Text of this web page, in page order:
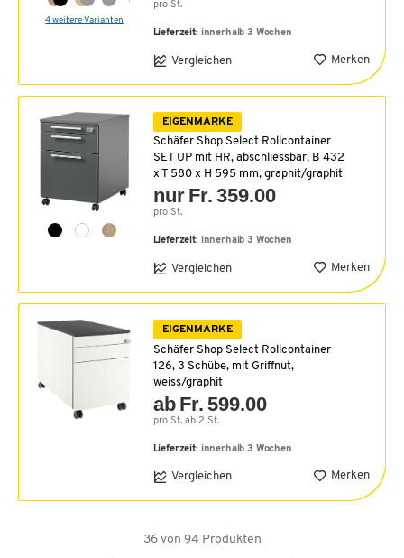
4 weitere Varianten
pro St.
Lieferzeit: innerhalb 3 Wochen
Vergleichen Merken
EIGENMARKE
Schäfer Shop Select Rollcontainer
SET UP mit HR, abschliessbar, B 432
x T 580 x H 595 mm, graphit/graphit
nur Fr. 359.00
pro St.
Lieferzeit: innerhalb 3 Wochen
Vergleichen Merken
EIGENMARKE
Schäfer Shop Select Rollcontainer
126, 3 Schübe, mit Griffnut,
weiss/graphit
ab Fr. 599.00
pro St. ab 2 St.
Lieferzeit: innerhalb 3 Wochen
Vergleichen Merken
36von 94 Produkten